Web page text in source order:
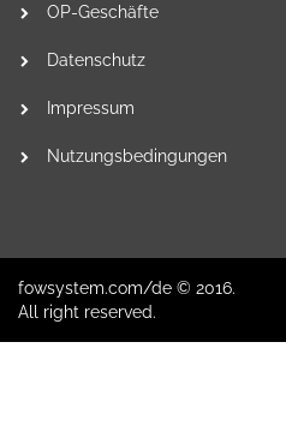
OP-Geschäfte
Datenschutz
Impressum
Nutzungsbedingungen
fowsystem.com/de © 2016.
All right reserved.